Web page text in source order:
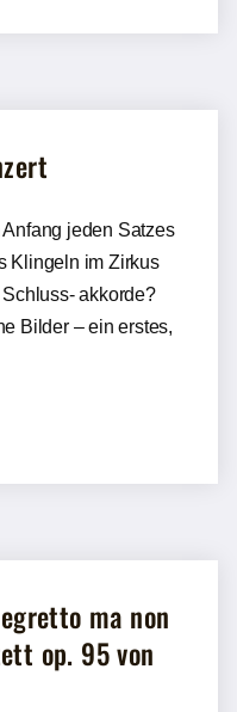
jeden Satzes
Klingeln im Zirkus
akkorde?
Bilder – ein erstes,
ma non
op. 95 von